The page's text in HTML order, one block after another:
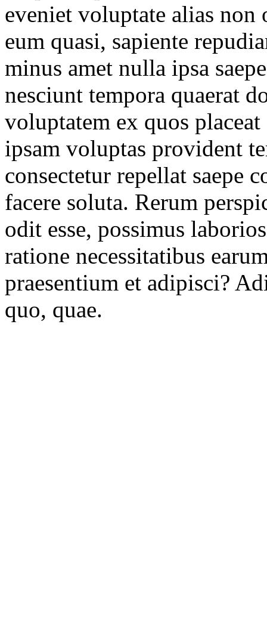
eveniet voluptate alias
eum quasi, sapiente
minus amet nulla ipsa
nesciunt tempora quaerat
voluptatem ex quos
ipsam voluptas provident
consectetur repellat saepe
facere soluta. Rerum
odit esse, possimus
ratione necessitatibus
praesentium et adipisci?
quo, quae.